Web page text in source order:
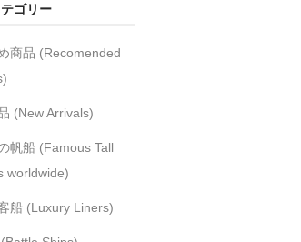
ゴリー
商品 (Recomended
(New Arrivals)
帆船 (Famous Tall
worldwide)
船 (Luxury Liners)